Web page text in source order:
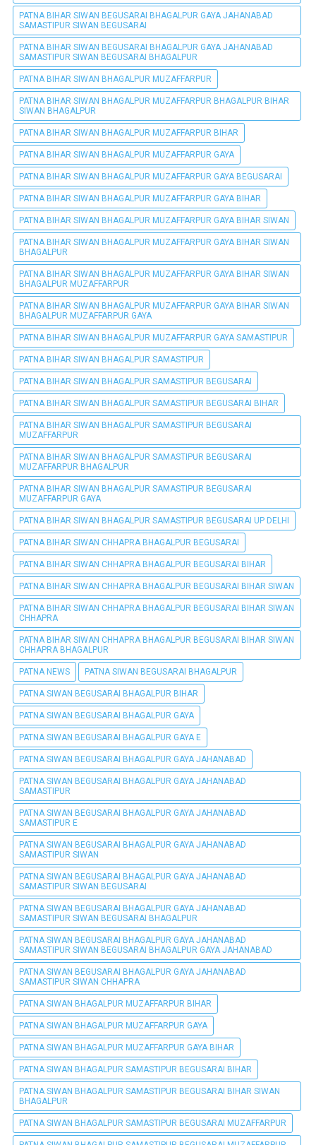
PATNA BIHAR SIWAN BEGUSARAI BHAGALPUR GAYA JAHANABAD
SAMASTIPUR SIWAN BEGUSARAI
PATNA BIHAR SIWAN BEGUSARAI BHAGALPUR GAYA JAHANABAD
SAMASTIPUR SIWAN BEGUSARAI BHAGALPUR
PATNA BIHAR SIWAN BHAGALPUR MUZAFFARPUR
PATNA BIHAR SIWAN BHAGALPUR MUZAFFARPUR BHAGALPUR BIHAR
SIWAN BHAGALPUR
PATNA BIHAR SIWAN BHAGALPUR MUZAFFARPUR BIHAR
PATNA BIHAR SIWAN BHAGALPUR MUZAFFARPUR GAYA
PATNA BIHAR SIWAN BHAGALPUR MUZAFFARPUR GAYA BEGUSARAI
PATNA BIHAR SIWAN BHAGALPUR MUZAFFARPUR GAYA BIHAR
PATNA BIHAR SIWAN BHAGALPUR MUZAFFARPUR GAYA BIHAR SIWAN
PATNA BIHAR SIWAN BHAGALPUR MUZAFFARPUR GAYA BIHAR SIWAN
BHAGALPUR
PATNA BIHAR SIWAN BHAGALPUR MUZAFFARPUR GAYA BIHAR SIWAN
BHAGALPUR MUZAFFARPUR
PATNA BIHAR SIWAN BHAGALPUR MUZAFFARPUR GAYA BIHAR SIWAN
BHAGALPUR MUZAFFARPUR GAYA
PATNA BIHAR SIWAN BHAGALPUR MUZAFFARPUR GAYA SAMASTIPUR
PATNA BIHAR SIWAN BHAGALPUR SAMASTIPUR
PATNA BIHAR SIWAN BHAGALPUR SAMASTIPUR BEGUSARAI
PATNA BIHAR SIWAN BHAGALPUR SAMASTIPUR BEGUSARAI BIHAR
PATNA BIHAR SIWAN BHAGALPUR SAMASTIPUR BEGUSARAI
MUZAFFARPUR
PATNA BIHAR SIWAN BHAGALPUR SAMASTIPUR BEGUSARAI
MUZAFFARPUR BHAGALPUR
PATNA BIHAR SIWAN BHAGALPUR SAMASTIPUR BEGUSARAI
MUZAFFARPUR GAYA
PATNA BIHAR SIWAN BHAGALPUR SAMASTIPUR BEGUSARAI UP DELHI
PATNA BIHAR SIWAN CHHAPRA BHAGALPUR BEGUSARAI
PATNA BIHAR SIWAN CHHAPRA BHAGALPUR BEGUSARAI BIHAR
PATNA BIHAR SIWAN CHHAPRA BHAGALPUR BEGUSARAI BIHAR SIWAN
PATNA BIHAR SIWAN CHHAPRA BHAGALPUR BEGUSARAI BIHAR SIWAN
CHHAPRA
PATNA BIHAR SIWAN CHHAPRA BHAGALPUR BEGUSARAI BIHAR SIWAN
CHHAPRA BHAGALPUR
PATNA NEWS PATNA SIWAN BEGUSARAI BHAGALPUR
PATNA SIWAN BEGUSARAI BHAGALPUR BIHAR
PATNA SIWAN BEGUSARAI BHAGALPUR GAYA
PATNA SIWAN BEGUSARAI BHAGALPUR GAYA E
PATNA SIWAN BEGUSARAI BHAGALPUR GAYA JAHANABAD
PATNA SIWAN BEGUSARAI BHAGALPUR GAYA JAHANABAD
SAMASTIPUR
PATNA SIWAN BEGUSARAI BHAGALPUR GAYA JAHANABAD
SAMASTIPUR E
PATNA SIWAN BEGUSARAI BHAGALPUR GAYA JAHANABAD
SAMASTIPUR SIWAN
PATNA SIWAN BEGUSARAI BHAGALPUR GAYA JAHANABAD
SAMASTIPUR SIWAN BEGUSARAI
PATNA SIWAN BEGUSARAI BHAGALPUR GAYA JAHANABAD
SAMASTIPUR SIWAN BEGUSARAI BHAGALPUR
PATNA SIWAN BEGUSARAI BHAGALPUR GAYA JAHANABAD
SAMASTIPUR SIWAN BEGUSARAI BHAGALPUR GAYA JAHANABAD
PATNA SIWAN BEGUSARAI BHAGALPUR GAYA JAHANABAD
SAMASTIPUR SIWAN CHHAPRA
PATNA SIWAN BHAGALPUR MUZAFFARPUR BIHAR
PATNA SIWAN BHAGALPUR MUZAFFARPUR GAYA
PATNA SIWAN BHAGALPUR MUZAFFARPUR GAYA BIHAR
PATNA SIWAN BHAGALPUR SAMASTIPUR BEGUSARAI BIHAR
PATNA SIWAN BHAGALPUR SAMASTIPUR BEGUSARAI BIHAR SIWAN
BHAGALPUR
PATNA SIWAN BHAGALPUR SAMASTIPUR BEGUSARAI MUZAFFARPUR